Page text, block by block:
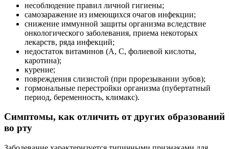
несоблюдение правил личной гигиены;
самозаражение из имеющихся очагов инфекции;
снижение иммунной защиты организма вследствие
онкологического заболевания, приема некоторых
лекарств, ряда инфекций;
недостаток витаминов (А, С, фолиевой кислоты,
каротина);
курение;
повреждения слизистой (при прорезывании зубов);
гормональные перестройки организма (пубертатный
период, беременность, климакс).
Симптомы, как отличить от других образований
во рту